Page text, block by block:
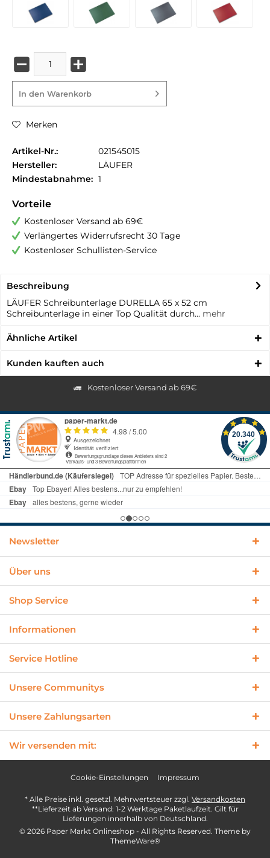
In den Warenkorb
Merken
Artikel-Nr.:
021545015
Hersteller:
LÄUFER
Mindestabnahme: 1
Vorteile
Kostenloser Versand ab 69€
Verlängertes Widerrufsrecht 30 Tage
Kostenloser Schullisten-Service
Beschreibung
LÄUFER Schreibunterlage DURELLA 65 x 52 cm
Schreibunterlage in einer Top Qualität durch... mehr
Ähnliche Artikel
Kunden kauften auch
Kostenloser Versand ab 69€
Newsletter
Über uns
Shop Service
Informationen
Service Hotline
Unsere Communitys
Unsere Zahlungsarten
Wir versenden mit:
Cookie-Einstellungen Impressum
* Alle Preise inkl. gesetzl. Mehrwertsteuer zzgl. Versandkosten
**Lieferzeit ab Versand: 1-2 Werktage Paketlaufzeit. Gilt für
Lieferungen innerhalb von Deutschland.
© 2026 Paper Markt Onlineshop - All Rights Reserved. Theme by
ThemeWare®